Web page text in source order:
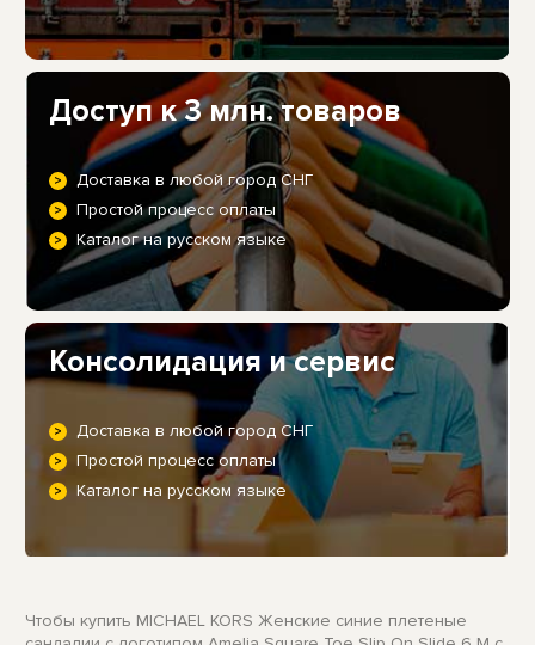
Доступ к 3 млн. товаров
Доставка в любой город СНГ
Простой процесс оплаты
Каталог на русском языке
Консолидация и сервис
Доставка в любой город СНГ
Простой процесс оплаты
Каталог на русском языке
Чтобы купить MICHAEL KORS Женские синие плетеные